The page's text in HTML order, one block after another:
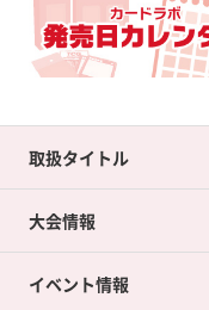
取扱タイトル
大会情報
イベント情報